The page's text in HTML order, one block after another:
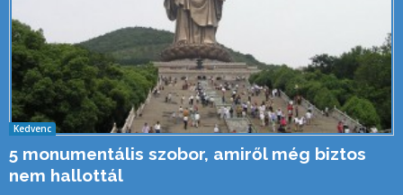
Kedvenc
5 monumentális szobor, amiről még biztos
nem hallottál